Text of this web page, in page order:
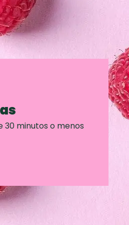
30 minutos o menos